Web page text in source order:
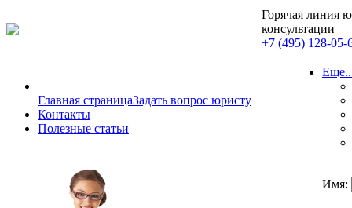
Горячая линия
консультации
+7 (495) 128-05-
Главная страницаЗадать вопрос юристу
Контакты
Полезные статьи
Имя: